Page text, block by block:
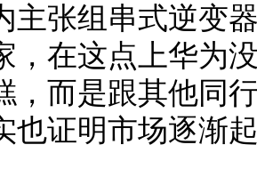
张组串式逆变器
，在这点上华为
，而是跟其他同
也证明市场逐渐